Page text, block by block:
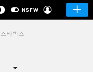
SWITCHNSFW
타벅스